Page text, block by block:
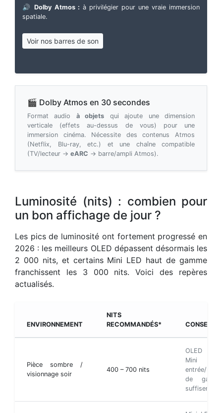
🔊 Dolby Atmos : à privilégier pour une vraie immersion
spatiale.
Voir nos barres de son
🎬 Dolby Atmos en 30 secondes
Format audio à objets qui ajoute une dimension
verticale (effets au-dessus de vous) pour une
immersion cinéma. Nécessite des contenus Atmos
(Netflix, Blu-ray, etc.) et une chaîne compatible
(TV/lecteur → eARC → barre/ampli Atmos).
Luminosité (nits) : combien pour
un bon affichage de jour ?
Les pics de luminosité ont fortement progressé en
2026 : les meilleurs OLED dépassent désormais les
2 000 nits, et certains Mini LED haut de gamme
franchissent les 3 000 nits. Voici des repères
actualisés.
ENVIRONNEMENT
NITS
RECOMMANDÉS*
CONSEIL
Pièce sombre /
visionnage soir
400 – 700 nits
OLED
Mini
entrée/
de
suffisent